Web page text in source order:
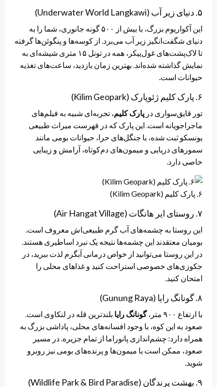
۵. دنیای زیر آب (Underwater World Langkawi)
این آکواریوم بزرگ، با بیش از ۵۰۰ گونه جانوری، شما را به
دنیای شگفت‌انگیز زیر آب می‌برد. از کوسه‌ها و پنگوئن‌ها گرفته
تا لاک‌پشت‌های غول‌پیکر، همه در تونل ۱۵ متری شیشه‌ای به
نمایش گذاشته شده‌اند. بهترین زمان بازدید، ساعت‌های تغذیه
حیوانات است.
۶. پارک کلیم ژئوپارک (Kilim Geopark)
تور قایق‌سواری در پارک کلیم، تجربه‌ای شبیه به فیلم‌های
ماجراجویانه است. این پارک که در فهرست میراث طبیعی
یونسکو ثبت شده، با جنگل‌های حرا، حیوانات بومی مانند
سمورهای دریایی و میمون‌های دم‌کوتاه، آرامش و زیبایی
خاصی دارد.
۶. پارک کلیم (Kilim Geopark)
۷. روستای ایر هانگات (Air Hangat Village)
این روستا به چشمه‌های آب گرم طبیعی‌اش معروف است.
بومیان معتقدند این چشمه‌ها نتیجه یک نبرد اساطیری هستند.
در این روستا می‌توانید از خواص درمانی آبگرم لذت ببرید، در
جکوزی‌های خصوصی استراحت کنید و غذاهای محلی را
امتحان کنید.
۸. گونانگ رایا (Gunung Raya)
با ارتفاع ۹۰۰ متر، گونانگ رایا بلندترین قله در لنکاوی است.
صعود به این کوه، با وجود افسانه‌های محلی، پاداشی بزرگ به
همراه دارد: چشم‌اندازی پانوراما از تمام جزیره. در مسیر
صعود، ممکن است با میمون‌ها و پرنده‌های بومی نیز روبرو
شوید.
۹. بهشت پرندگان (Wildlife Park & Bird Paradise)